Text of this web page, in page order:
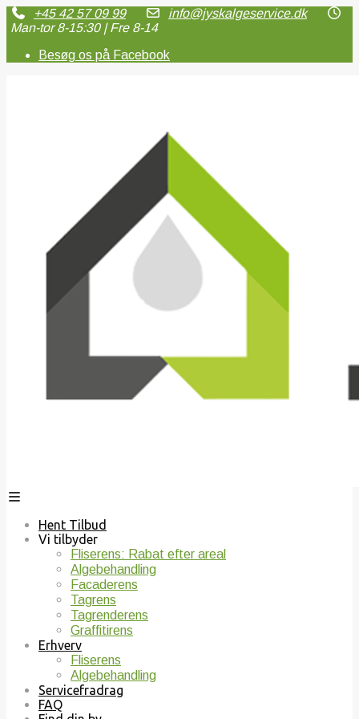
+45 42 57 09 99
info@jyskalgeservice.dk
Man-tor 8-15:30 | Fre 8-14
Besøg os på Facebook
Hent Tilbud
Vi tilbyder
Fliserens: Rabat efter areal
Algebehandling
Facaderens
Tagrens
Tagrenderens
Graffitirens
Erhverv
Fliserens
Algebehandling
Servicefradrag
FAQ